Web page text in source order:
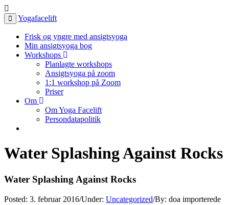
Yogafacelift
Frisk og yngre med ansigtsyoga
Min ansigtsyoga bog
Workshops
Planlagte workshops
Ansigtsyoga på zoom
1:1 workshop på Zoom
Priser
Om
Om Yoga Facelift
Persondatapolitik
Water Splashing Against Rocks
Water Splashing Against Rocks
Posted: 3. februar 2016/Under: Uncategorized/By: doa importerede